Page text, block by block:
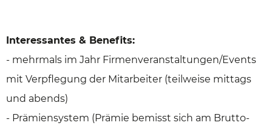
Interessantes & Benefits:
- mehrmals im Jahr Firmenveranstaltungen/Events
mit Verpflegung der Mitarbeiter (teilweise mittags
und abends)
- Prämiensystem (Prämie bemisst sich am Brutto-